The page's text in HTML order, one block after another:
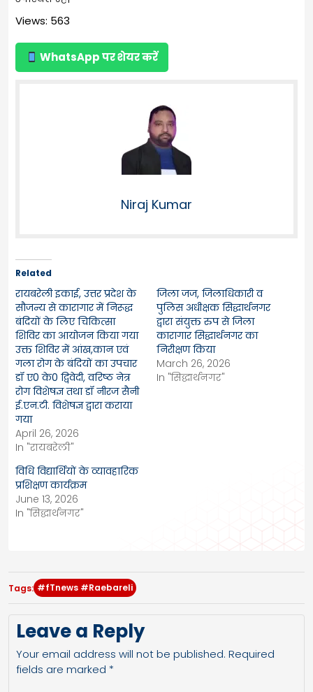
Views: 563
WhatsApp पर शेयर करें
Niraj Kumar
Related
रायबरेली इकाई, उत्तर प्रदेश के
सौजन्य से कारागार में निरूद्ध
बंदियों के लिए चिकित्सा
शिविर का आयोजन किया गया
उक्त शिविर में आंख,कान एवं
गला रोग के बंदियों का उपचार
डॉ ए0 के0 द्विवेदी, वरिष्ठ नेत्र
रोग विशेषज्ञ तथा डॉ नीरज सैनी
ई.एन.टी. विशेषज्ञ द्वारा कराया
गया
April 26, 2026
In "रायबरेली"
जिला जज, जिलाधिकारी व
पुलिस अधीक्षक सिद्धार्थनगर
द्वारा संयुक्त रुप से जिला
कारागार सिद्धार्थनगर का
निरीक्षण किया
March 26, 2026
In "सिद्धार्थनगर"
विधि विद्यार्थियों के व्यावहारिक
प्रशिक्षण कार्यक्रम
June 13, 2026
In "सिद्धार्थनगर"
Tags: #fTnews #Raebareli
Leave a Reply
Your email address will not be published. Required
fields are marked *